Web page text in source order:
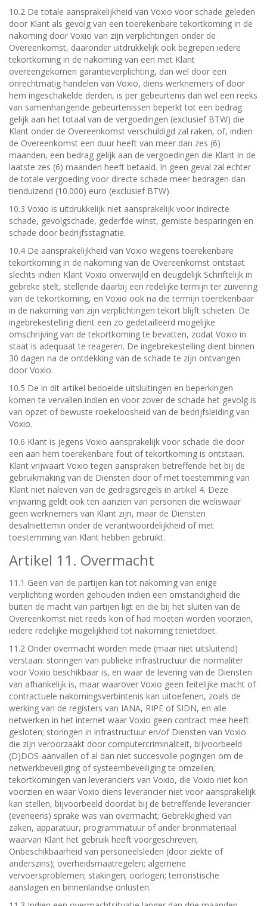
10.2 De totale aansprakelijkheid van Voxio voor schade geleden
door Klant als gevolg van een toerekenbare tekortkoming in de
nakoming door Voxio van zijn verplichtingen onder de
Overeenkomst, daaronder uitdrukkelijk ook begrepen iedere
tekortkoming in de nakoming van een met Klant
overeengekomen garantieverplichting, dan wel door een
onrechtmatig handelen van Voxio, diens werknemers of door
hem ingeschakelde derden, is per gebeurtenis dan wel een reeks
van samenhangende gebeurtenissen beperkt tot een bedrag
gelijk aan het totaal van de vergoedingen (exclusief BTW) die
Klant onder de Overeenkomst verschuldigd zal raken, of, indien
de Overeenkomst een duur heeft van meer dan zes (6)
maanden, een bedrag gelijk aan de vergoedingen die Klant in de
laatste zes (6) maanden heeft betaald. In geen geval zal echter
de totale vergoeding voor directe schade meer bedragen dan
tienduizend (10.000) euro (exclusief BTW).
10.3 Voxio is uitdrukkelijk niet aansprakelijk voor indirecte
schade, gevolgschade, gederfde winst, gemiste besparingen en
schade door bedrijfsstagnatie.
10.4 De aansprakelijkheid van Voxio wegens toerekenbare
tekortkoming in de nakoming van de Overeenkomst ontstaat
slechts indien Klant Voxio onverwijld en deugdelijk Schriftelijk in
gebreke stelt, stellende daarbij een redelijke termijn ter zuivering
van de tekortkoming, en Voxio ook na die termijn toerekenbaar
in de nakoming van zijn verplichtingen tekort blijft schieten. De
ingebrekestelling dient een zo gedetailleerd mogelijke
omschrijving van de tekortkoming te bevatten, zodat Voxio in
staat is adequaat te reageren. De ingebrekestelling dient binnen
30 dagen na de ontdekking van de schade te zijn ontvangen
door Voxio.
10.5 De in dit artikel bedoelde uitsluitingen en beperkingen
komen te vervallen indien en voor zover de schade het gevolg is
van opzet of bewuste roekeloosheid van de bedrijfsleiding van
Voxio.
10.6 Klant is jegens Voxio aansprakelijk voor schade die door
een aan hem toerekenbare fout of tekortkoming is ontstaan.
Klant vrijwaart Voxio tegen aanspraken betreffende het bij de
gebruikmaking van de Diensten door of met toestemming van
Klant niet naleven van de gedragsregels in artikel 4. Deze
vrijwaring geldt ook ten aanzien van personen die weliswaar
geen werknemers van Klant zijn, maar de Diensten
desalniettemin onder de verantwoordelijkheid of met
toestemming van Klant hebben gebruikt.
Artikel 11. Overmacht
11.1 Geen van de partijen kan tot nakoming van enige
verplichting worden gehouden indien een omstandigheid die
buiten de macht van partijen ligt en die bij het sluiten van de
Overeenkomst niet reeds kon of had moeten worden voorzien,
iedere redelijke mogelijkheid tot nakoming tenietdoet.
11.2 Onder overmacht worden mede (maar niet uitsluitend)
verstaan: storingen van publieke infrastructuur die normaliter
voor Voxio beschikbaar is, en waar de levering van de Diensten
van afhankelijk is, maar waarover Voxio geen feitelijke macht of
contractuele nakomingsverbintenis kan uitoefenen, zoals de
werking van de registers van IANA, RIPE of SIDN, en alle
netwerken in het internet waar Voxio geen contract mee heeft
gesloten; storingen in infrastructuur en/of Diensten van Voxio
die zijn veroorzaakt door computercriminaliteit, bijvoorbeeld
(D)DOS-aanvallen of al dan niet succesvolle pogingen om de
netwerkbeveiliging of systeembeveiliging te omzeilen;
tekortkomingen van leveranciers van Voxio, die Voxio niet kon
voorzien en waar Voxio diens leverancier niet voor aansprakelijk
kan stellen, bijvoorbeeld doordat bij de betreffende leverancier
(eveneens) sprake was van overmacht; Gebrekkigheid van
zaken, apparatuur, programmatuur of ander bronmateriaal
waarvan Klant het gebruik heeft voorgeschreven;
Onbeschikbaarheid van personeelsleden (door ziekte of
anderszins); overheidsmaatregelen; algemene
vervoersproblemen; stakingen; oorlogen; terroristische
aanslagen en binnenlandse onlusten.